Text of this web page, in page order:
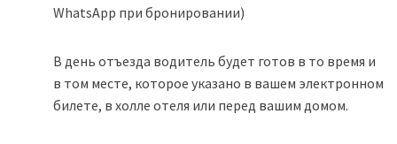
WhatsApp при бронировании)
В день отъезда водитель будет готов в то время и
в том месте, которое указано в вашем электронном
билете, в холле отеля или перед вашим домом.